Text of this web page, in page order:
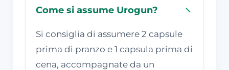
Come si assume Urogun?
Si consiglia di assumere 2 capsule
prima di pranzo e 1 capsula prima di
cena, accompagnate da un